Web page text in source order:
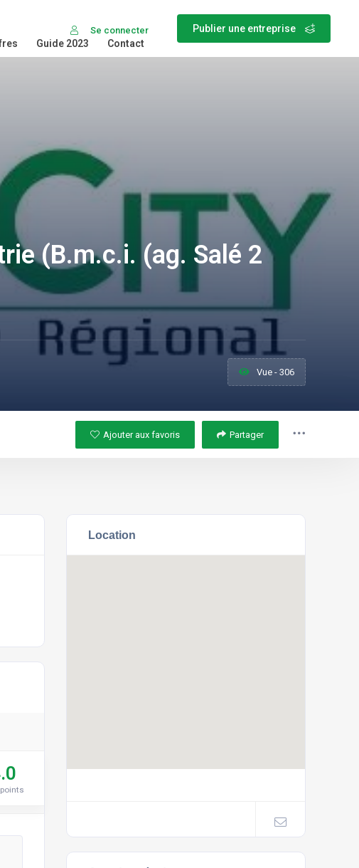
Publier une entreprise
Se connecter
Guide 2023 Contact
(B.m.c.i. (ag. Salé 2
Vue - 306
Ajouter aux favoris Partager
Location